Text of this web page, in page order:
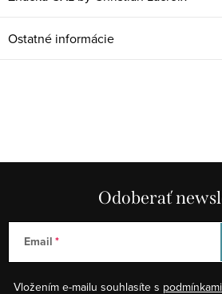
Ostatné informácie
Odoberať
Email
Vložením e-mailu souhlasíte s